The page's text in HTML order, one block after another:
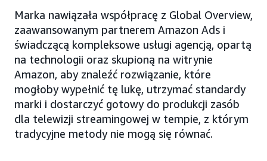
Marka nawiązała współpracę z Global Overview,
zaawansowanym partnerem Amazon Ads i
świadczącą kompleksowe usługi agencją, opartą
na technologii oraz skupioną na witrynie
Amazon, aby znaleźć rozwiązanie, które
mogłoby wypełnić tę lukę, utrzymać standardy
marki i dostarczyć gotowy do produkcji zasób
dla telewizji streamingowej w tempie, z którym
tradycyjne metody nie mogą się równać.